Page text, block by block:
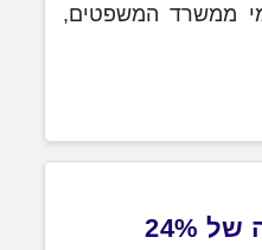
ממשרד המשפטים,
מערך הסייבר: "עלייה של 24%